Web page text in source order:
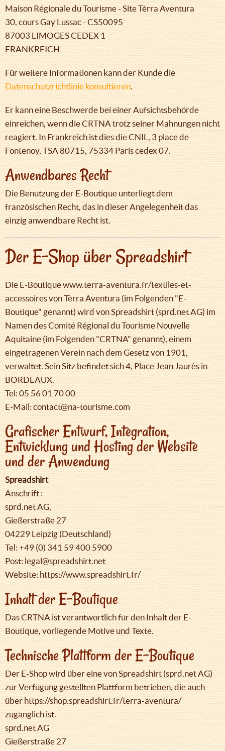
Maison Régionale du Tourisme - Site Tèrra Aventura
30, cours Gay Lussac - CS50095
87003 LIMOGES CEDEX 1
FRANKREICH
Für weitere Informationen kann der Kunde die
Datenschutzrichtlinie konsultieren.
Er kann eine Beschwerde bei einer Aufsichtsbehörde
einreichen, wenn die CRTNA trotz seiner Mahnungen nicht
reagiert. In Frankreich ist dies die CNIL, 3 place de
Fontenoy, TSA 80715, 75334 Paris cedex 07.
Anwendbares Recht
Die Benutzung der E-Boutique unterliegt dem
französischen Recht, das in dieser Angelegenheit das
einzig anwendbare Recht ist.
Der E-Shop über Spreadshirt
Die E-Boutique www.terra-aventura.fr/textiles-et-
accessoires von Tèrra Aventura (im Folgenden "E-
Boutique" genannt) wird von Spreadshirt (sprd.net AG) im
Namen des Comité Régional du Tourisme Nouvelle
Aquitaine (im Folgenden "CRTNA" genannt), einem
eingetragenen Verein nach dem Gesetz von 1901,
verwaltet. Sein Sitz befindet sich 4, Place Jean Jaurès in
BORDEAUX.
Tel: 05 56 01 70 00
E-Mail: contact@na-tourisme.com
Grafischer Entwurf, Integration,
Entwicklung und Hosting der Website
und der Anwendung
Spreadshirt
Anschrift :
sprd.net AG,
Gießerstraße 27
04229 Leipzig (Deutschland)
Tel: +49 (0) 341 59 400 5900
Post: legal@spreadshirt.net
Website: https://www.spreadshirt.fr/
Inhalt der E-Boutique
Das CRTNA ist verantwortlich für den Inhalt der E-
Boutique, vorliegende Motive und Texte.
Technische Plattform der E-Boutique
Der E-Shop wird über eine von Spreadshirt (sprd.net AG)
zur Verfügung gestellten Plattform betrieben, die auch
über https://shop.spreadshirt.fr/terra-aventura/
zugänglich ist.
sprd.net AG
Gießerstraße 27